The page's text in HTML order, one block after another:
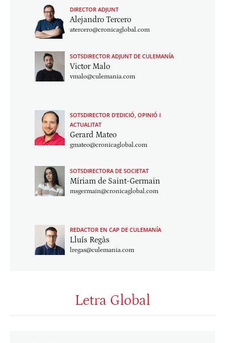
DIRECTOR ADJUNT
Alejandro Tercero
atercero@cronicaglobal.com
SOTSDIRECTOR ADJUNT DE CULEMANÍA
Victor Malo
vmalo@culemania.com
SOTSDIRECTOR D’EDICIÓ, OPINIÓ I
ACTUALITAT
Gerard Mateo
gmateo@cronicaglobal.com
SOTSDIRECTORA DE SOCIETAT
Míriam de Saint-Germain
msgermain@cronicaglobal.com
REDACTOR EN CAP DE CULEMANÍA
Lluís Regàs
lregas@culemania.com
Letra Global